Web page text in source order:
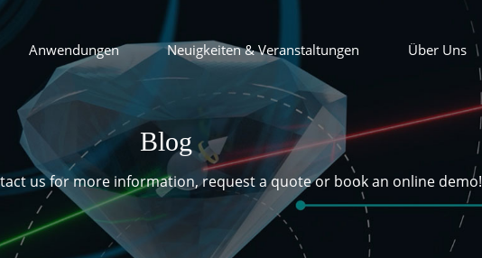
Anwendungen Neuigkeiten & Veranstaltungen Über Uns
Blog
us for more information, request a quote or book an online demo!